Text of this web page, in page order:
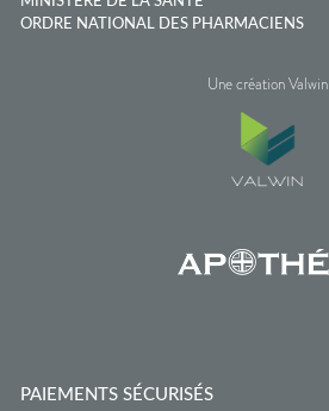
ORDRE NATIONAL DES PHARMACIENS
Une création Valwin
PAIEMENTS SÉCURISÉS